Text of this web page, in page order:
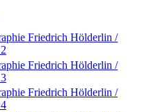
Friedrich Hölderlin /
Friedrich Hölderlin /
Friedrich Hölderlin /